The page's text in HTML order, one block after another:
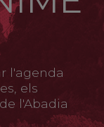
l'agenda
els
l'Abadia